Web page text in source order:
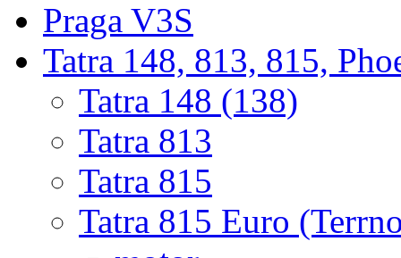
Praga V3S
Tatra 148, 813, 815,
Tatra 148 (138)
Tatra 813
Tatra 815
Tatra 815 Euro